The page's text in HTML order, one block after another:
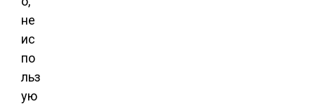
не
ис
по
льз
ую